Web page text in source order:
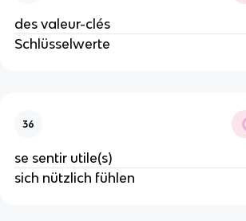
des valeur-clés
Schlüsselwerte
36
se sentir utile(s)
sich nützlich fühlen